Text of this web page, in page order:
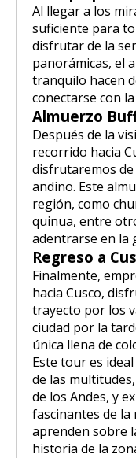
Al llegar a los
suficiente para
disfrutar de la
panorámicas, el
tranquilo hacen
conectarse con
Almuerzo
Después de la
recorrido hacia
disfrutaremos
andino. Este
región, como
quinua, entre
adentrarse en la
Regreso a
Finalmente,
hacia Cusco,
trayecto por los
ciudad por la
única llena de
Este tour es
de las
de los Andes, y
fascinantes de
aprenden sobre
historia de la